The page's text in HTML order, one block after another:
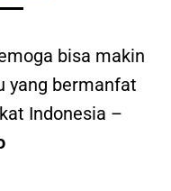
bisa makin
yang bermanfat
Indonesia –